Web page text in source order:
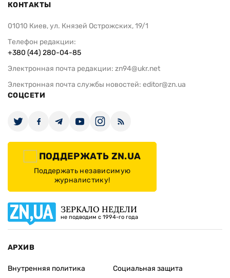
КОНТАКТЫ
01010 Киев, ул. Князей Острожских, 19/1
Телефон редакции:
+380 (44) 280-04-85
Электронная почта редакции: zn94@ukr.net
Электронная почта службы новостей: editor@zn.ua
СОЦСЕТИ
ПОДДЕРЖАТЬ ZN.UA
Поддержать независимую
журналистику!
ЗЕРКАЛО НЕДЕЛИ
не подводим с 1994-го года
АРХИВ
Внутренняя политика
Социальная защита